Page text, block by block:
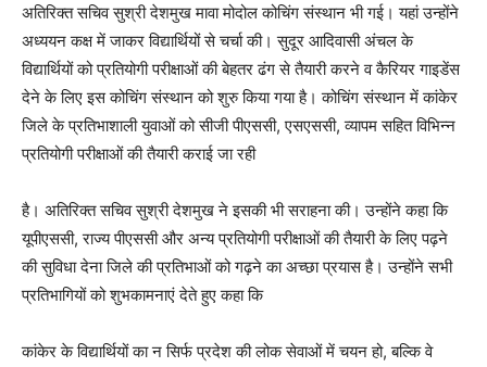
अतिरिक्त सचिव सुश्री देशमुख मावा मोदोल कोचिंग संस्थान भी गई। यहां उन्होंने
अध्ययन कक्ष में जाकर विद्यार्थियों से चर्चा की। सुदूर आदिवासी अंचल के
विद्यार्थियों को प्रतियोगी परीक्षाओं की बेहतर ढंग से तैयारी करने व कैरियर गाइडेंस
देने के लिए इस कोचिंग संस्थान को शुरु किया गया है। कोचिंग संस्थान में कांकेर
जिले के प्रतिभाशाली युवाओं को सीजी पीएससी, एसएससी, व्यापम सहित विभिन्न
प्रतियोगी परीक्षाओं की तैयारी कराई जा रही
है। अतिरिक्त सचिव सुश्री देशमुख ने इसकी भी सराहना की। उन्होंने कहा कि
यूपीएससी, राज्य पीएससी और अन्य प्रतियोगी परीक्षाओं की तैयारी के लिए पढ़ने
की सुविधा देना जिले की प्रतिभाओं को गढ़ने का अच्छा प्रयास है। उन्होंने सभी
प्रतिभागियों को शुभकामनाएं देते हुए कहा कि
कांकेर के विद्यार्थियों का न सिर्फ प्रदेश की लोक सेवाओं में चयन हो, बल्कि वे